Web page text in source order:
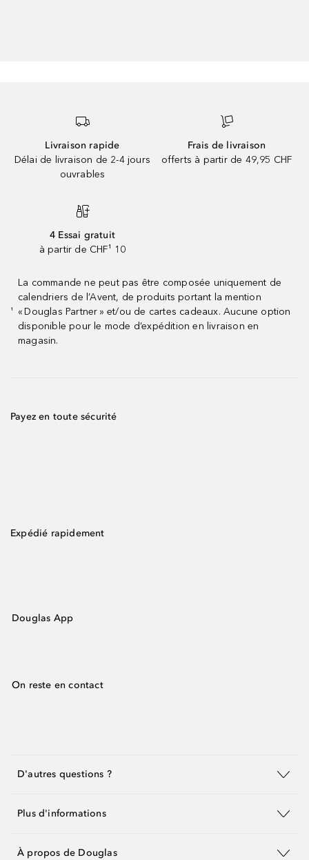
Livraison rapide
Délai de livraison de 2-4 jours
ouvrables
Frais de livraison
offerts à partir de 49,95 CHF
4 Essai gratuit
à partir de CHF¹ 10
¹
La commande ne peut pas être composée uniquement de
calendriers de l’Avent, de produits portant la mention
« Douglas Partner » et/ou de cartes cadeaux. Aucune option
disponible pour le mode d’expédition en livraison en
magasin.
Payez en toute sécurité
Expédié rapidement
Douglas App
On reste en contact
D'autres questions ?
Plus d'informations
À propos de Douglas